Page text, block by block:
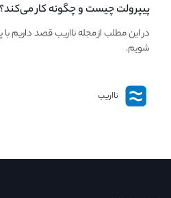
پیپر‌ولت چیست و چگونه کار
PaperWallet
در این مطلب از مجله نااریب قصد داریم با
شویم.
نااریب